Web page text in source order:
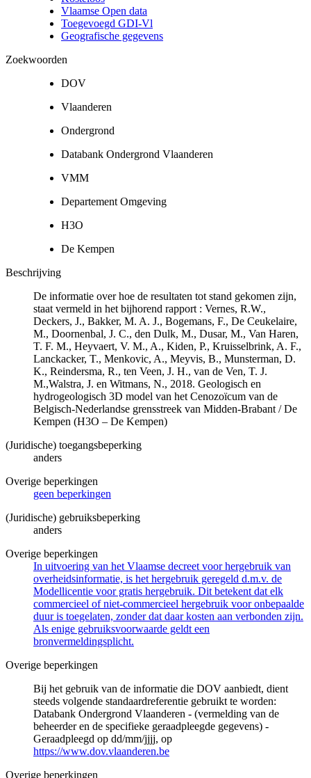
Vlaamse Open data
Toegevoegd GDI-Vl
Geografische gegevens
Zoekwoorden
DOV
Vlaanderen
Ondergrond
Databank Ondergrond Vlaanderen
VMM
Departement Omgeving
H3O
De Kempen
Beschrijving
De informatie over hoe de resultaten tot stand gekomen zijn,
staat vermeld in het bijhorend rapport : Vernes, R.W.,
Deckers, J., Bakker, M. A. J., Bogemans, F., De Ceukelaire,
M., Doornenbal, J. C., den Dulk, M., Dusar, M., Van Haren,
T. F. M., Heyvaert, V. M., A., Kiden, P., Kruisselbrink, A. F.,
Lanckacker, T., Menkovic, A., Meyvis, B., Munsterman, D.
K., Reindersma, R., ten Veen, J. H., van de Ven, T. J.
M.,Walstra, J. en Witmans, N., 2018. Geologisch en
hydrogeologisch 3D model van het Cenozoïcum van de
Belgisch-Nederlandse grensstreek van Midden-Brabant / De
Kempen (H3O – De Kempen)
(Juridische) toegangsbeperking
anders
Overige beperkingen
geen beperkingen
(Juridische) gebruiksbeperking
anders
Overige beperkingen
In uitvoering van het Vlaamse decreet voor hergebruik van
overheidsinformatie, is het hergebruik geregeld d.m.v. de
Modellicentie voor gratis hergebruik. Dit betekent dat elk
commercieel of niet-commercieel hergebruik voor onbepaalde
duur is toegelaten, zonder dat daar kosten aan verbonden zijn.
Als enige gebruiksvoorwaarde geldt een
bronvermeldingsplicht.
Overige beperkingen
Bij het gebruik van de informatie die DOV aanbiedt, dient
steeds volgende standaardreferentie gebruikt te worden:
Databank Ondergrond Vlaanderen - (vermelding van de
beheerder en de specifieke geraadpleegde gegevens) -
Geraadpleegd op dd/mm/jjjj, op
https://www.dov.vlaanderen.be
Overige beperkingen